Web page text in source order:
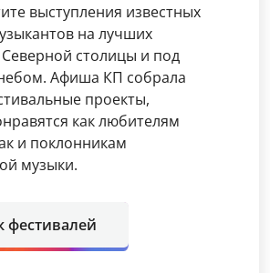
выступления известных
на лучших
столицы и под
Афиша КП собрала
проекты,
как любителям
и поклонникам
музыки.
фестивалей